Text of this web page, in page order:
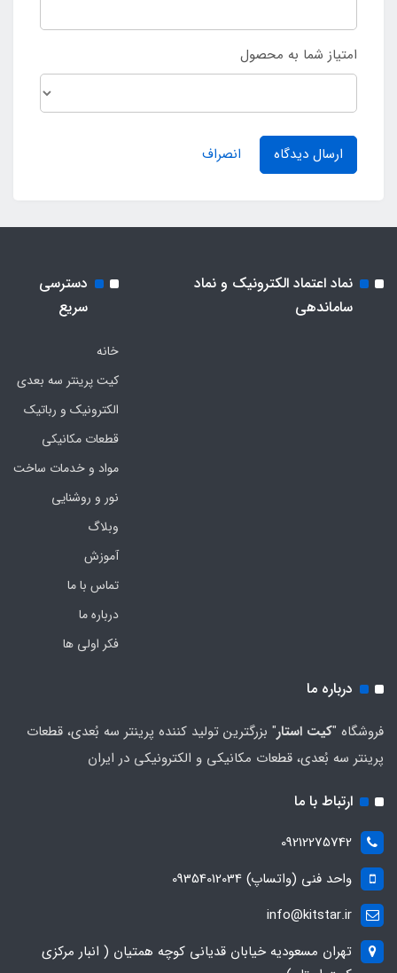
امتیاز شما به محصول
ارسال دیدگاه انصراف
نماد اعتماد الکترونیک و نماد
ساماندهی
دسترسی
سریع
خانه
کیت پرینتر سه بعدی
الکترونیک و رباتیک
قطعات مکانیکی
مواد و خدمات ساخت
نور و روشنایی
وبلاگ
آموزش
تماس با ما
درباره ما
فکر اولی ها
درباره ما
فروشگاه "کیت استار" بزرگترین تولید کننده پرینتر سه بُعدی، قطعات
پرینتر سه بُعدی، قطعات مکانیکی و الکترونیکی در ایران
ارتباط با ما
09212275742
واحد فنی (واتساپ) 09354012034
info@kitstar.ir
تهران مسعودیه خیابان قدیانی کوچه همتیان ( انبار مرکزی